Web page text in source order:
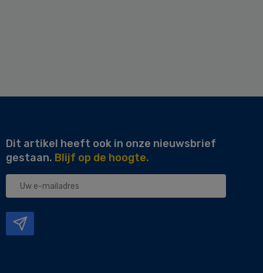
Dit artikel heeft ook in onze nieuwsbrief
gestaan. Blijf op de hoogte.
Uw